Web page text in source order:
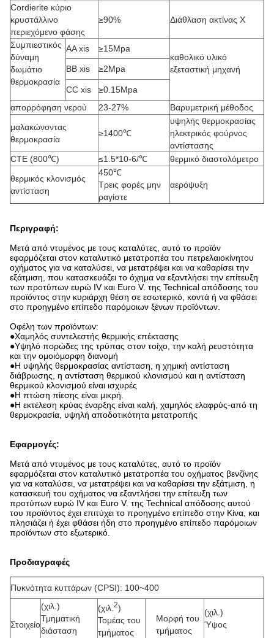
Cordierite κύριο
κρυστάλλινο
περιεχόμενο φάσης
≥90% Διάθλαση ακτίνας X
Συμπιεστικός
δύναμη
δωμάτιο
θερμοκρασία
AA xis
≥15Mpa
καθολικό υλικό
εξεταστική μηχανή
BB xis ≥2Mpa
CC xis
≥0.15Mpa
απορρόφηση νερού
23-27%
Βαρυμετρική μέθοδος
μαλακώνοντας
θερμοκρασία
≥1400℃
υψηλής θερμοκρασίας
ηλεκτρικός φούρνος
αντίστασης
CTE (800℃)
≤1.5*10-6/℃
θερμικό διαστολόμετρο
θερμικός κλονισμός
αντίσταση
450℃
Τρεις φορές μην
ραγίστε
αερόψυξη
Περιγραφή:
Μετά από ντυμένος με τους καταλύτες, αυτό το προϊόν
εφαρμόζεται στον καταλυτικό μετατροπέα του πετρελαιοκίνητου
οχήματος για να καταλύσει, να μετατρέψει και να καθαρίσει την
εξάτμιση, που κατασκευάζει το όχημα να εξαντλήσει την επίτευξη
των προτύπων ευρώ IV και Euro V. της Technical απόδοσης του
προϊόντος στην κυριάρχη θέση σε εσωτερικό, κοντά ή να φθάσει
στο προηγμένο επίπεδο παρόμοιων ξένων προϊόντων.
Οφέλη των προϊόντων:
●Χαμηλός συντελεστής θερμικής επέκτασης
●Υψηλό πορώδες της τρύπας στον τοίχο, την καλή ρευστότητα
και την ομοιόμορφη διανομή
●Η υψηλής θερμοκρασίας αντίσταση, η χημική αντίσταση
διάβρωσης, η αντίσταση θερμικού κλονισμού και η αντίσταση
θερμικού κλονισμού είναι ισχυρές
●Η πτώση πίεσης είναι μικρή.
●Η εκτέλεση κρύας έναρξης είναι καλή, χαμηλός ελαφρύς-από τη
θερμοκρασία, υψηλή αποδοτικότητα μετατροπής
Εφαρμογές:
Μετά από ντυμένος με τους καταλύτες, αυτό το προϊόν
εφαρμόζεται στον καταλυτικό μετατροπέα του οχήματος βενζίνης
για να καταλύσει, να μετατρέψει και να καθαρίσει την εξάτμιση, η
κατασκευή του οχήματος να εξαντλήσει την επίτευξη των
προτύπων ευρώ IV και Euro V. της Technical απόδοσης αυτού
του προϊόντος έχει επιτύχει το προηγμένο επίπεδο στην Κίνα, και
πλησιάζει ή έχει φθάσει ήδη στο προηγμένο επίπεδο παρόμοιων
προϊόντων στο εξωτερικό.
Προδιαγραφές
Πυκνότητα κυττάρων (CPSI): 100~400
Στοιχείο
(χιλ.)
Τμηματική
διάσταση
(χιλ. 2)
Τομέας του
τμήματος
Μορφή του
τμήματος
(χιλ.)
Ύψος